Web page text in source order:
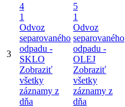
3
4
1
Odvoz
separovaného
odpadu -
SKLO
Zobraziť
všetky
záznamy z
dňa
5
1
Odvoz
separovaného
odpadu -
OLEJ
Zobraziť
všetky
záznamy z
dňa